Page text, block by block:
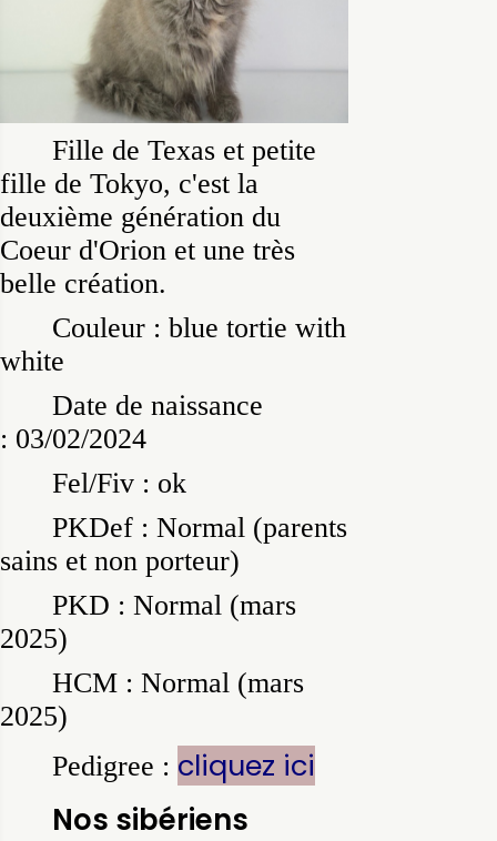
Fille de Texas et petite
fille de Tokyo, c'est la
deuxième génération du
Coeur d'Orion et une très
belle création.
Couleur : blue tortie with
white
Date de naissance
: 03/02/2024
Fel/Fiv : ok
PKDef : Normal (parents
sains et non porteur)
PKD : Normal (mars
2025)
HCM : Normal (mars
2025)
Pedigree : cliquez ici
Nos sibériens